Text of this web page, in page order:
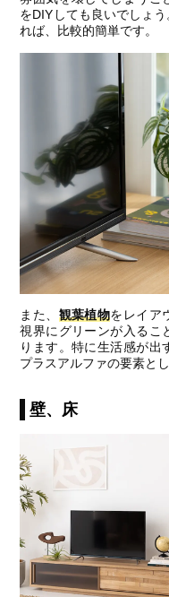
をDIYしても良いでしょ
れば、比較的簡単です。
また、 観葉植物をレイア
視界にグリーンが入るこ
ります。特に生活感が出
プラスアルファの要素と
壁、床